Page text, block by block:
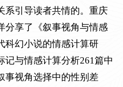
系引导读者共情的。重庆
分享了《叙事视角与情感
幻小说的情感计算研
记与情感计算分析261篇中
事视角选择中的性别差